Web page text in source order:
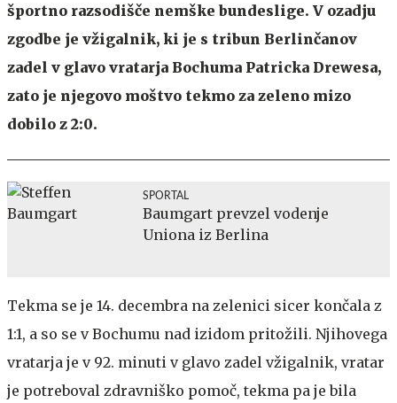
športno razsodišče nemške bundeslige. V ozadju
zgodbe je vžigalnik, ki je s tribun Berlinčanov
zadel v glavo vratarja Bochuma Patricka Drewesa,
zato je njegovo moštvo tekmo za zeleno mizo
dobilo z 2:0.
SPORTAL
Baumgart prevzel vodenje
Uniona iz Berlina
Tekma se je 14. decembra na zelenici sicer končala z
1:1, a so se v Bochumu nad izidom pritožili. Njihovega
vratarja je v 92. minuti v glavo zadel vžigalnik, vratar
je potreboval zdravniško pomoč, tekma pa je bila